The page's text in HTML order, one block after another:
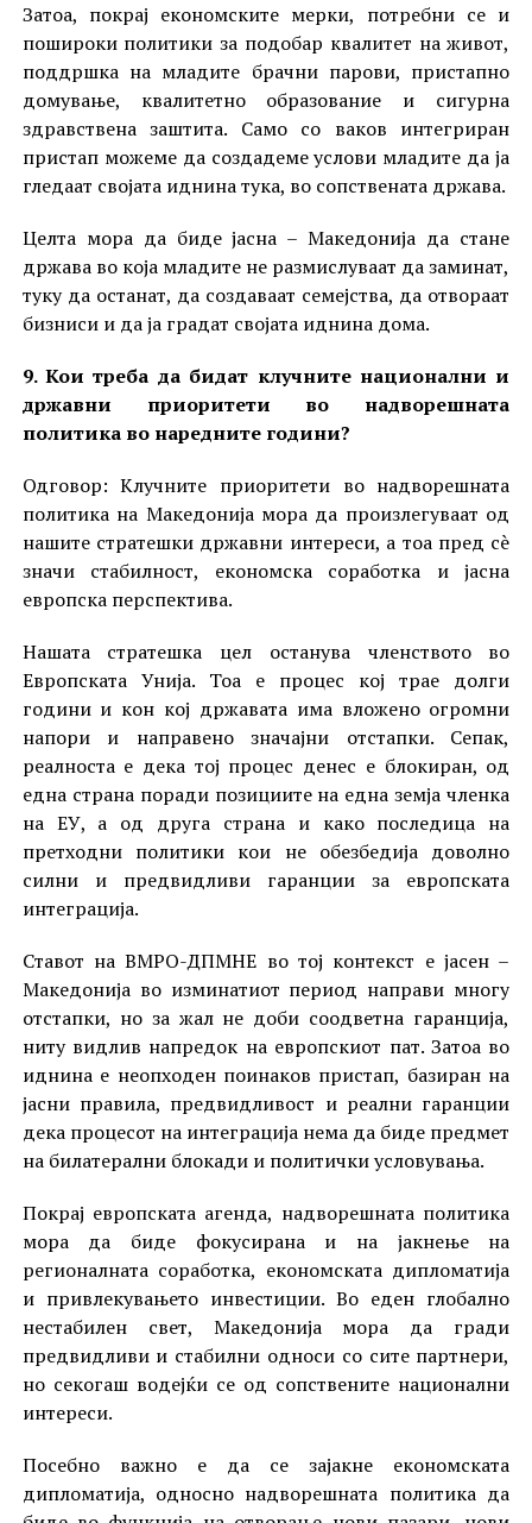
Затоа, покрај економските мерки, потребни се и
пошироки политики за подобар квалитет на живот,
поддршка на младите брачни парови, пристапно
домување, квалитетно образование и сигурна
здравствена заштита. Само со ваков интегриран
пристап можеме да создадеме услови младите да ја
гледаат својата иднина тука, во сопствената држава.
Целта мора да биде јасна – Македонија да стане
држава во која младите не размислуваат да заминат,
туку да останат, да создаваат семејства, да отвораат
бизниси и да ја градат својата иднина дома.
9. Кои треба да бидат клучните национални и
државни приоритети во надворешната
политика во наредните години?
Одговор: Клучните приоритети во надворешната
политика на Македонија мора да произлегуваат од
нашите стратешки државни интереси, а тоа пред сè
значи стабилност, економска соработка и јасна
европска перспектива.
Нашата стратешка цел останува членството во
Европската Унија. Тоа е процес кој трае долги
години и кон кој државата има вложено огромни
напори и направено значајни отстапки. Сепак,
реалноста е дека тој процес денес е блокиран, од
една страна поради позициите на една земја членка
на ЕУ, а од друга страна и како последица на
претходни политики кои не обезбедија доволно
силни и предвидливи гаранции за европската
интеграција.
Ставот на ВМРО-ДПМНЕ во тој контекст е јасен –
Македонија во изминатиот период направи многу
отстапки, но за жал не доби соодветна гаранција,
ниту видлив напредок на европскиот пат. Затоа во
иднина е неопходен поинаков пристап, базиран на
јасни правила, предвидливост и реални гаранции
дека процесот на интеграција нема да биде предмет
на билатерални блокади и политички условувања.
Покрај европската агенда, надворешната политика
мора да биде фокусирана и на јакнење на
регионалната соработка, економската дипломатија
и привлекувањето инвестиции. Во еден глобално
нестабилен свет, Македонија мора да гради
предвидливи и стабилни односи со сите партнери,
но секогаш водејќи се од сопствените национални
интереси.
Посебно важно е да се зајакне економската
дипломатија, односно надворешната политика да